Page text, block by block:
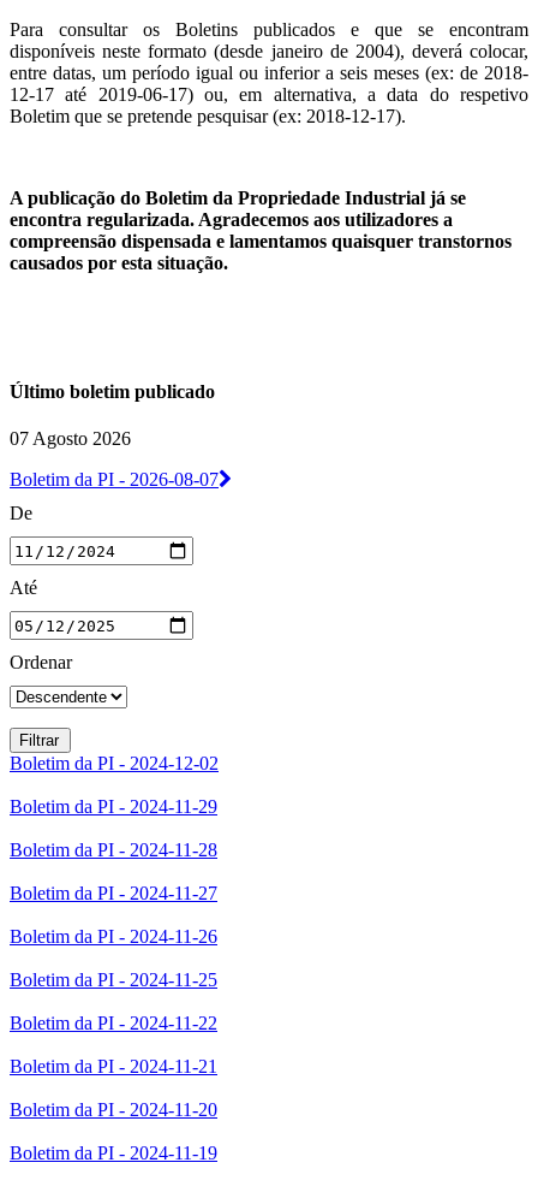
Para consultar os Boletins publicados e que se encontram
disponíveis neste formato (desde janeiro de 2004), deverá colocar,
entre datas, um período igual ou inferior a seis meses (ex: de 2018-
12-17 até 2019-06-17) ou, em alternativa, a data do respetivo
Boletim que se pretende pesquisar (ex: 2018-12-17).
A publicação do Boletim da Propriedade Industrial já se
encontra regularizada. Agradecemos aos utilizadores a
compreensão dispensada e lamentamos quaisquer transtornos
causados por esta situação.
Último boletim publicado
07 Agosto 2026
Boletim da PI - 2026-08-07
De
Até
Ordenar
Boletim da PI - 2024-12-02
Boletim da PI - 2024-11-29
Boletim da PI - 2024-11-28
Boletim da PI - 2024-11-27
Boletim da PI - 2024-11-26
Boletim da PI - 2024-11-25
Boletim da PI - 2024-11-22
Boletim da PI - 2024-11-21
Boletim da PI - 2024-11-20
Boletim da PI - 2024-11-19